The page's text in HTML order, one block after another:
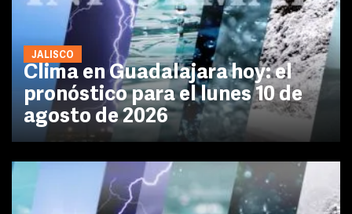
JALISCO
Clima en Guadalajara hoy: el
pronóstico para el lunes 10 de
agosto de 2026